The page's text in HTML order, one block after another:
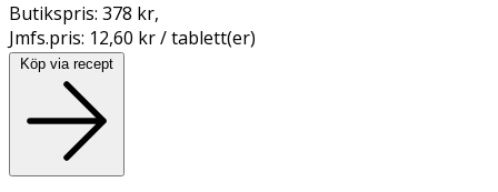
Butikspris: 378 kr,
Jmfs.pris: 12,60 kr / tablett(er)
Köp via recept